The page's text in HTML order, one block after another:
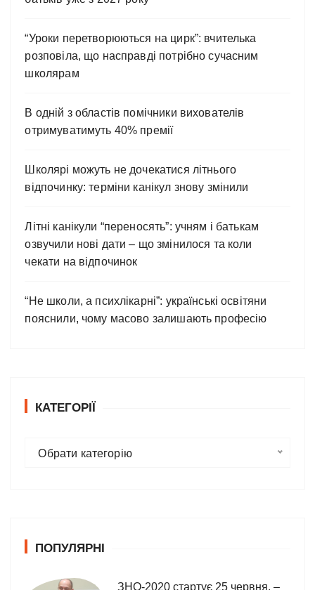
“Уроки перетворюються на цирк”: вчителька
розповіла, що насправді потрібно сучасним
школярам
В одній з областів помічники вихователів
отримуватимуть 40% премії
Школярі можуть не дочекатися літнього
відпочинку: терміни канікул знову змінили
Літні канікули “переносять”: учням і батькам
озвучили нові дати – що змінилося та коли
чекати на відпочинок
“Не школи, а психлікарні”: українські освітяни
пояснили, чому масово залишають професію
КАТЕГОРІЇ
р
Обрати категорію
ПОПУЛЯРНІ
ЗНО-2020 стартує 25 червня, –